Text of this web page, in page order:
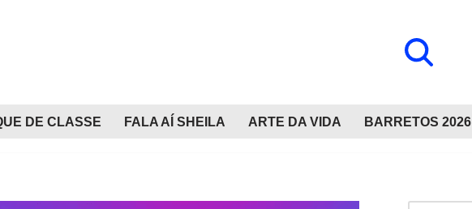
DE CLASSE FALA AÍ SHEILA ARTE DA VIDA BARRETOS 2026